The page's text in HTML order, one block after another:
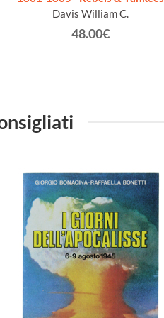
Davis William C.
48.00€